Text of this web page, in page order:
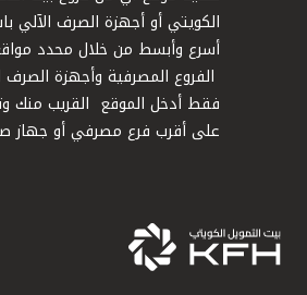
الكويتي أو أجهزة الصرف الآلي
أسرع وأبسط من خلال محدد
الفروع المصرفية وأجهزة الصرف
فقط أدخل الموقع القريب منك
على أقرب فرع مصرفي أو جهاز